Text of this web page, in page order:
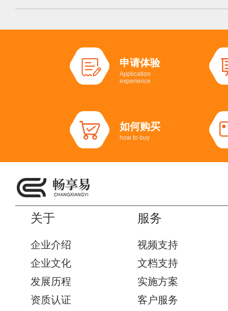
申请体验
Application
experience
如何购买
how to buy
关于
企业介绍
企业文化
发展历程
资质认证
服务
视频支持
文档支持
实施方案
客户服务